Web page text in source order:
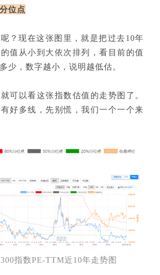
位点
？现在这张图里，就是把过去10年
值从小到大依次排列，看目前的值
少，数字越小，说明越低估。
可以看这张指数估值的走势图了。
好多线，先别慌，我们一个一个来
指数PE-TTM近10年走势图